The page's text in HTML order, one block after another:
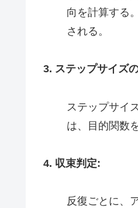
向を計算する
される。
3. ステップサイズ
ステップサイ
は、目的関数
4. 収束判定:
反復ごとに、